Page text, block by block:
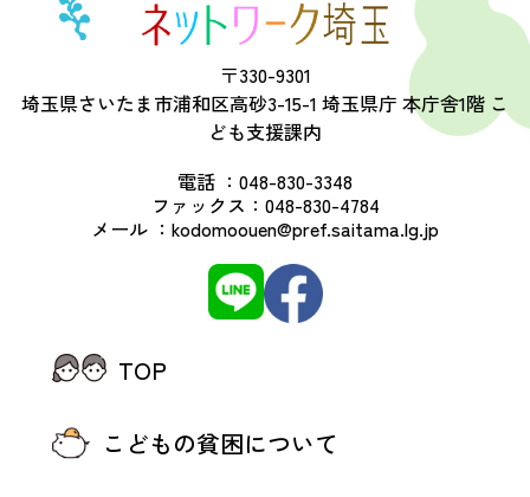
〒330-9301
埼玉県さいたま市浦和区高砂3-15-1 埼玉県庁 本庁舎1階 こ
ども支援課内
電話 ： 048-830-3348
ファックス： 048-830-4784
メール ： kodomoouen@pref.saitama.lg.jp
TOP
こどもの貧困について